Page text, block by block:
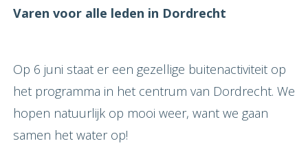
Varen voor alle leden in Dordrecht
Op 6 juni staat er een gezellige buitenactiviteit op
het programma in het centrum van Dordrecht. We
hopen natuurlijk op mooi weer, want we gaan
samen het water op!